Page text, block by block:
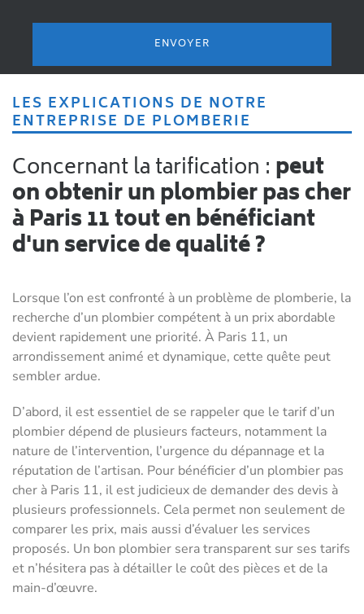
LES EXPLICATIONS DE NOTRE
ENTREPRISE DE PLOMBERIE
Concernant la tarification : peut
on obtenir un plombier pas cher
à Paris 11 tout en bénéficiant
d'un service de qualité ?
Lorsque l’on est confronté à un problème de plomberie, la
recherche d’un plombier compétent à un prix abordable
devient rapidement une priorité. À Paris 11, un
arrondissement animé et dynamique, cette quête peut
sembler ardue.
D’abord, il est essentiel de se rappeler que le tarif d’un
plombier dépend de plusieurs facteurs, notamment la
nature de l’intervention, l’urgence du dépannage et la
réputation de l’artisan. Pour bénéficier d’un plombier pas
cher à Paris 11, il est judicieux de demander des devis à
plusieurs professionnels. Cela permet non seulement de
comparer les prix, mais aussi d’évaluer les services
proposés. Un bon plombier sera transparent sur ses tarifs
et n’hésitera pas à détailler le coût des pièces et de la
main-d’œuvre.